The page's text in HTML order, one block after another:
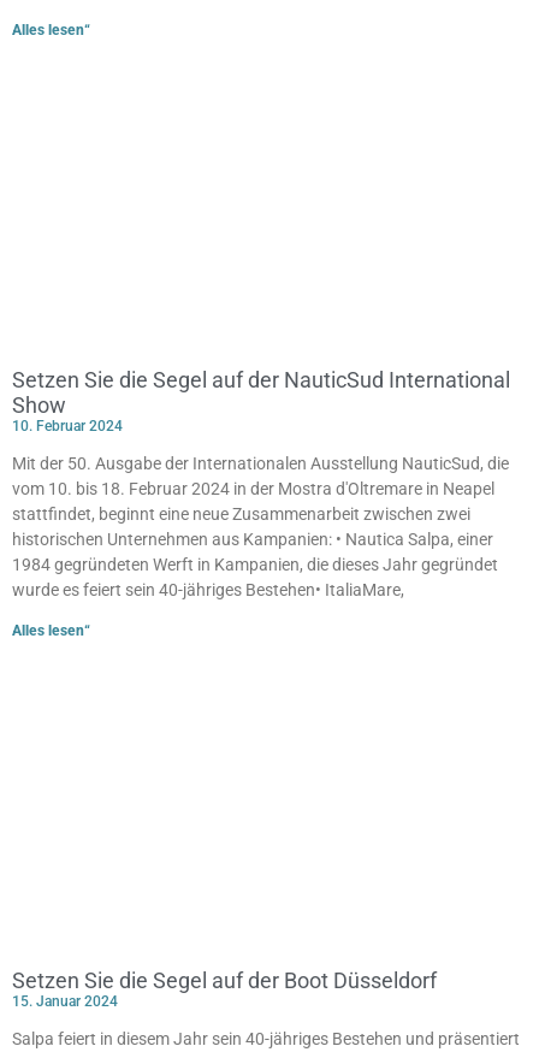
Alles lesen“
Setzen Sie die Segel auf der NauticSud International
Show
10. Februar 2024
Mit der 50. Ausgabe der Internationalen Ausstellung NauticSud, die
vom 10. bis 18. Februar 2024 in der Mostra d'Oltremare in Neapel
stattfindet, beginnt eine neue Zusammenarbeit zwischen zwei
historischen Unternehmen aus Kampanien: • Nautica Salpa, einer
1984 gegründeten Werft in Kampanien, die dieses Jahr gegründet
wurde es feiert sein 40-jähriges Bestehen• ItaliaMare,
Alles lesen“
Setzen Sie die Segel auf der Boot Düsseldorf
15. Januar 2024
Salpa feiert in diesem Jahr sein 40-jähriges Bestehen und präsentiert